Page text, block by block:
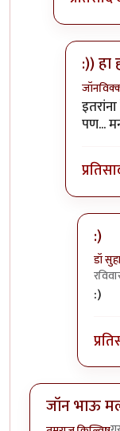
:)) हा
In
पण...
:)
डॉ
In
:)
जॉन भाऊ